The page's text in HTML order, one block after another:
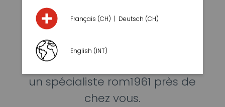
Trouvez plus d’inspiration ci-
dessous ou demandez conseil à
un spécialiste rom1961 près de
chez vous.
Français (CH) Deutsch (CH)
English (INT)